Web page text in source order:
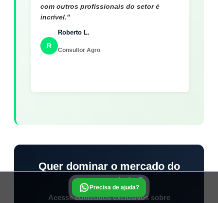
com outros profissionais do setor é
incrível."
R
Roberto L.
Consultor Agro
Quer dominar o mercado do
agronegócio?
Acesse conteúdos exclusivos sobre
Precisa de ajuda?